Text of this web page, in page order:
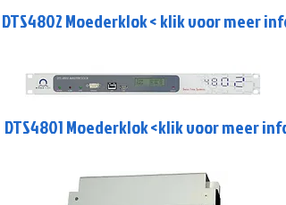
DTS4802 Moederklok < klik voor meer info>
DTS4801 Moederklok <klik voor meer info>